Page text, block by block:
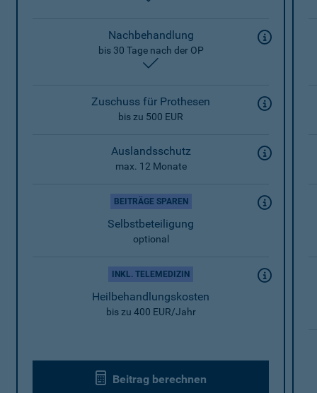
Nachbehandlung
bis 30 Tage nach der OP
Zuschuss für Prothesen
bis zu 500 EUR
Auslandsschutz
max. 12 Monate
BEITRÄGE SPAREN
Selbstbeteiligung
optional
INKL. TELEMEDIZIN
Heilbehandlungskosten
bis zu 400 EUR/Jahr
Beitrag berechnen